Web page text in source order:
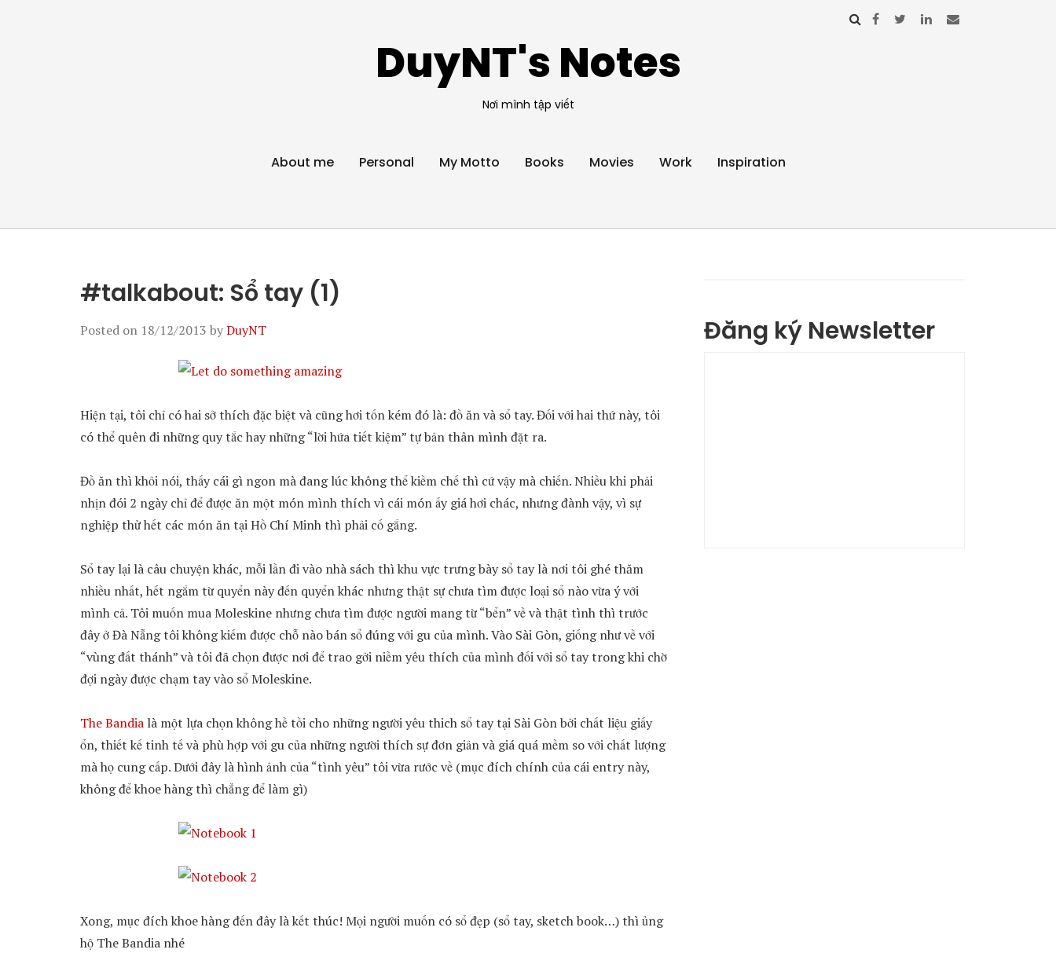
DuyNT's Notes
Nơi mình tập viết
About me Personal My Motto Books Movies Work Inspiration
#talkabout: Sổ tay (1)
Posted on 18/12/2013 byDuyNT
Hiện tại, tôi chỉ có hai sở thích đặc biệt và cũng hơi tốn kém đó là: đồ ăn và sổ tay. Đối với hai thứ này, tôi
có thể quên đi những quy tắc hay những “lời hứa tiết kiệm” tự bản thân mình đặt ra.
Đồ ăn thì khỏi nói, thấy cái gì ngon mà đang lúc không thể kiềm chế thì cứ vậy mà chiến. Nhiều khi phải
nhịn đói 2 ngày chỉ để được ăn một món mình thích vì cái món ấy giá hơi chác, nhưng đành vậy, vì sự
nghiệp thử hết các món ăn tại Hồ Chí Minh thì phải cố gắng.
Sổ tay lại là câu chuyện khác, mỗi lần đi vào nhà sách thì khu vực trưng bày sổ tay là nơi tôi ghé thăm
nhiều nhất, hết ngắm từ quyển này đến quyển khác nhưng thật sự chưa tìm được loại sổ nào vừa ý với
mình cả. Tôi muốn mua Moleskine nhưng chưa tìm được người mang từ “bển” về và thật tình thì trước
đây ở Đà Nẵng tôi không kiếm được chỗ nào bán sổ đúng với gu của mình. Vào Sài Gòn, giống như về với
“vùng đất thánh” và tôi đã chọn được nơi để trao gởi niềm yêu thích của mình đối với sổ tay trong khi chờ
đợi ngày được chạm tay vào sổ Moleskine.
The Bandia là một lựa chọn không hề tồi cho những người yêu thich sổ tay tại Sài Gòn bởi chất liệu giấy
ổn, thiết kế tinh tế và phù hợp với gu của những người thích sự đơn giản và giá quá mềm so với chất lượng
mà họ cung cấp. Dưới đây là hình ảnh của “tình yêu” tôi vừa rước về (mục đích chính của cái entry này,
không để khoe hàng thì chẳng để làm gì)
Xong, mục đích khoe hàng đến đây là kết thúc! Mọi người muốn có sổ đẹp (sổ tay, sketch book…) thì ủng
hộ The Bandia nhé
Đăng ký Newsletter